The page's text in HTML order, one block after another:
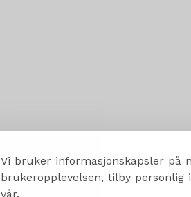
Vi bruker informasjonskapsler på
brukeropplevelsen, tilby personlig
vår.